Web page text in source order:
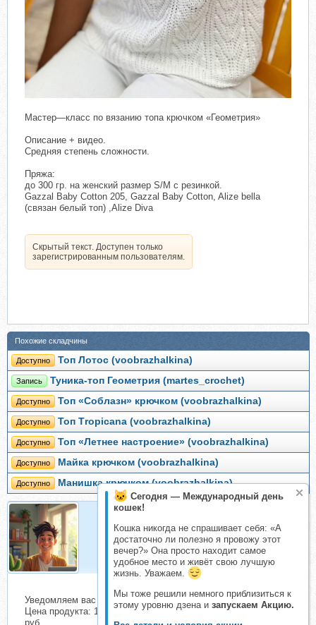
Сегодня — Международный день
кошек!
Кошка никогда не спрашивает себя: «А
достаточно ли полезно я провожу этот
вечер?» Она просто находит самое
удобное место и живёт свою лучшую
жизнь. Уважаем.
Мы тоже решили немного приблизиться к
этому уровню дзена и запускаем Акцию.
Мастер—класс по вязанию топа крючком «Геометрия»
Описание + видео.
Средняя степень сложности.
Пряжа:
до 300 гр. на женский размер S/M с резинкой.
Gazzal Baby Cotton 205, Gazzal Baby Cotton, Alize bella
(связан белый топ) ,Alize Diva
Скрытый текст. Доступен только
зарегистрированным пользователям.
Похожие складчины
Доступно Топ Лотос (voobrazhalkina)
Запись Туника-топ Геометрия (martes_crochet)
Доступно Топ «Соблазн» крючком (voobrazhalkina)
Доступно Топ Тropicanа (voobrazhalkina)
Доступно Топ «Летнее настроение» (voobrazhalkina)
Доступно Майка крючком (voobrazhalkina)
Доступно Манишка крючком (voobrazhalkina)
Организатор
Организатор складчин
Уведомляем вас о начале сбора взносов.
Цена продукта: 1000 руб. Взнос с каждого участника: 109
руб.